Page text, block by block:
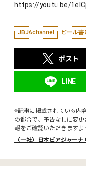
https://youtu.be/
JBJAchannel ビール書
ポスト
LINE
※記事に掲載されている内
の都合で、予告なしに変
報をご確認いただきますよ
（一社）日本ビアジャー